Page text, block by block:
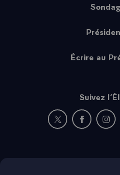
Écrire au
Suivez
Nouvelle fenêtre :
Nouvelle